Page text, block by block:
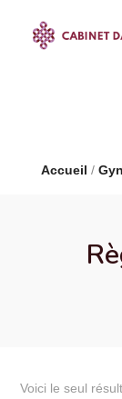
Accueil /
Voici le seul